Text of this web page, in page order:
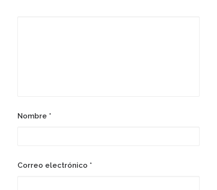
Nombre *
Correo electrónico *